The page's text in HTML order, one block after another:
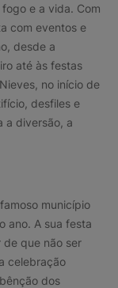
e a vida. Com
com eventos e
desde a
até às festas
no início de
desfiles e
a diversão, a
município
ano. A sua festa
de que não ser
celebração
dos